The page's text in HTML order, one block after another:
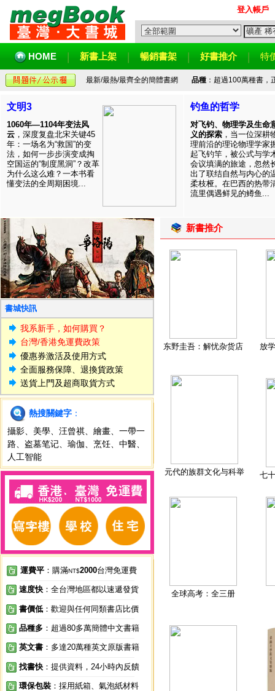
登入帳戶
HOME 新書上架 暢銷書架 好書推介 特
最新/最熱/最齊全的簡體書網 品種：超過100萬種書，
文明3
1060年—1104年变法风
云 ，深度复盘北宋关键45
年：一场名为“救国”的变
法，如何一步步演变成掏
空国运的“制度黑洞”？改革
为什么这么难？一本书看
懂变法的全周期困境...
钓鱼的哲学
对飞钓、物理学及生命
义的探索 ，当一位深耕
理前沿的理论物理学家
起飞钓竿，被公式与学
会议填满的旅途，忽然
出了联结自然与内心的
柔枝桠。在巴西的热带
流里偶遇鲜见的鳟鱼...
書城快訊
我系新手，如何購買？
台灣/香港免運費政策
優惠券激活及使用方式
全面服務保障、退換貨政策
送貨上門及超商取貨方式
熱搜關鍵字 ：
攝影
美學 汪曾祺 繪畫
一帶一
路
盗墓笔记 瑜伽 烹饪 中醫
人工智能
運費平 ：購滿NT$2000台灣免運費
速度快 ：全台灣地區都以速遞發貨
書價低 ：歡迎與任何同類書店比價
品種多 ：超過80多萬簡體中文書籍
英文書 ：多達20萬種英文原版書籍
找書快 ：提供資料，24小時內反饋
環保包裝 ：採用紙箱、氣泡紙材料
新書推介
东野圭吾：解忧杂货店 放
元代的族群文化与科举 七
全球高考：全三册